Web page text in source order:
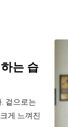
는 습
겉으로는
게 느껴진